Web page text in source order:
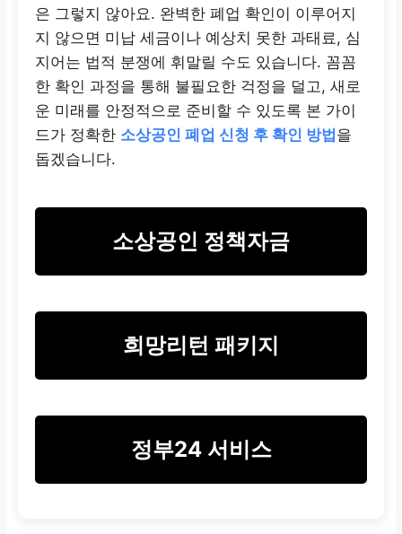
은 그렇지 않아요. 완벽한 폐업 확인이 이루어지
지 않으면 미납 세금이나 예상치 못한 과태료, 심
지어는 법적 분쟁에 휘말릴 수도 있습니다. 꼼꼼
한 확인 과정을 통해 불필요한 걱정을 덜고, 새로
운 미래를 안정적으로 준비할 수 있도록 본 가이
드가 정확한 소상공인 폐업 신청 후 확인 방법 을
돕겠습니다.
소상공인 정책자금
희망리턴 패키지
정부24 서비스